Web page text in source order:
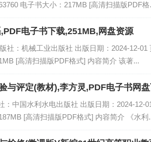
电子书大小：217MB [高清扫描版PDF格
电子书下载,251MB,网盘资源
社：机械工业出版社 出版日期：2024-12-01
[高清扫描版PDF格式] 内容简介 该著...
与评定(教材),李方灵,PDF电子书网
：中国水利水电出版社 出版日期：2024-12-
[高清扫描版PDF格式] 内容简介 《水利